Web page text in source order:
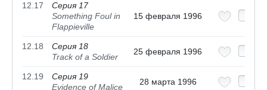
12.17
Серия 17
Something Foul in
Flappieville
15 февраля 1996
12.18
Серия 18
Track of a Soldier
25 февраля 1996
12.19
Серия 19
Evidence of Malice
28 марта 1996